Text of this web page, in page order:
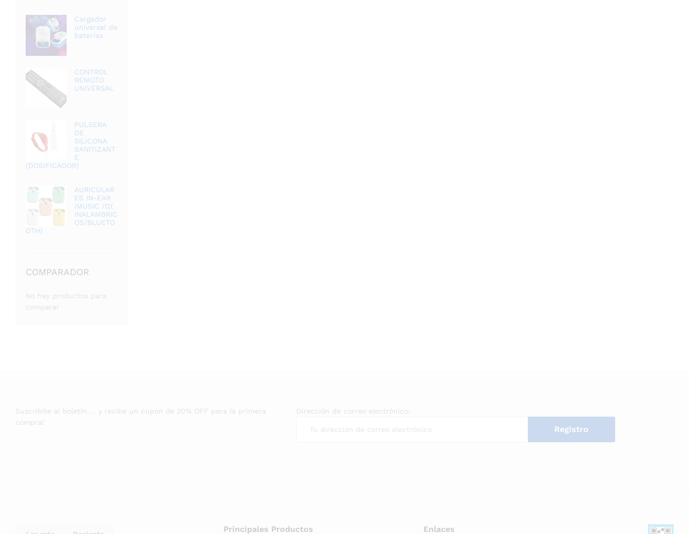
Cargador
universal de
baterias
CONTROL
REMOTO
UNIVERSAL
PULSERA
DE
SILICONA
SANITIZANT
E
(DOSIFICADOR)
AURICULAR
ES IN-EAR
iMUSIC i12(
INALAMBRIC
OS/BLUETO
OTH)
COMPARADOR
No hay productos para
comparar
Suscribite al boletín ... y recibe un cupón de 20% OFF para la primera
compra!
Dirección de correo electrónico:
Principales Productos Enlaces